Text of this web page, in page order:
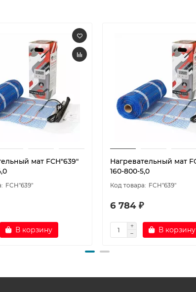
мат FCH"639"
FCH"639"
В корзину
Нагревательный мат
160-800-5,0
FCH"639"
6 784 ₽
В корзину